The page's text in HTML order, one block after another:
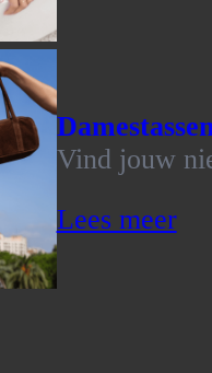
Vind jouw
Lees meer